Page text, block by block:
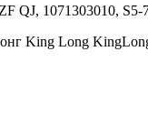
QJ, 1071303010,
King Long